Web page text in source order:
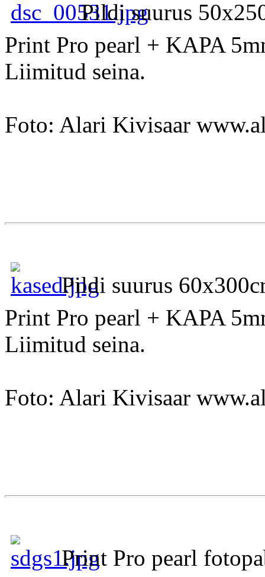
Pildi suurus
Print Pro pearl + KAPA
Liimitud seina.
Foto: Alari Kivisaar
Pildi suurus
Print Pro pearl + KAPA
Liimitud seina.
Foto: Alari Kivisaar
Print Pro pearl